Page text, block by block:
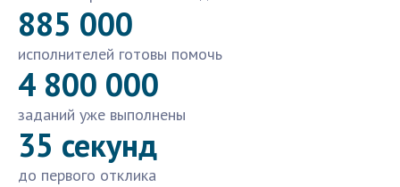
885 000
исполнителей готовы помочь
4 800 000
заданий уже выполнены
35 секунд
до первого отклика